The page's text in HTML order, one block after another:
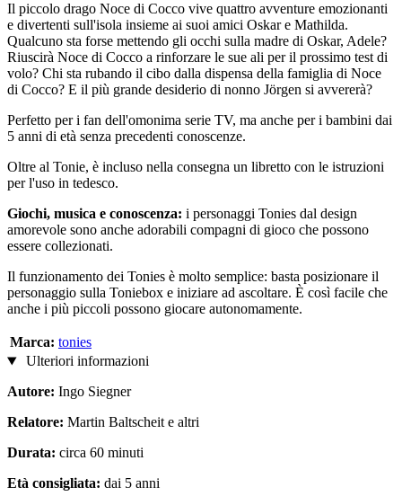
Il piccolo drago Noce di Cocco vive quattro avventure emozionanti
e divertenti sull'isola insieme ai suoi amici Oskar e Mathilda.
Qualcuno sta forse mettendo gli occhi sulla madre di Oskar, Adele?
Riuscirà Noce di Cocco a rinforzare le sue ali per il prossimo test di
volo? Chi sta rubando il cibo dalla dispensa della famiglia di Noce
di Cocco? E il più grande desiderio di nonno Jörgen si avvererà?
Perfetto per i fan dell'omonima serie TV, ma anche per i bambini dai
5 anni di età senza precedenti conoscenze.
Oltre al Tonie, è incluso nella consegna un libretto con le istruzioni
per l'uso in tedesco.
Giochi, musica e conoscenza: i personaggi Tonies dal design
amorevole sono anche adorabili compagni di gioco che possono
essere collezionati.
Il funzionamento dei Tonies è molto semplice: basta posizionare il
personaggio sulla Toniebox e iniziare ad ascoltare. È così facile che
anche i più piccoli possono giocare autonomamente.
Marca: tonies
Ulteriori informazioni
Autore: Ingo Siegner
Relatore: Martin Baltscheit e altri
Durata: circa 60 minuti
Età consigliata: dai 5 anni